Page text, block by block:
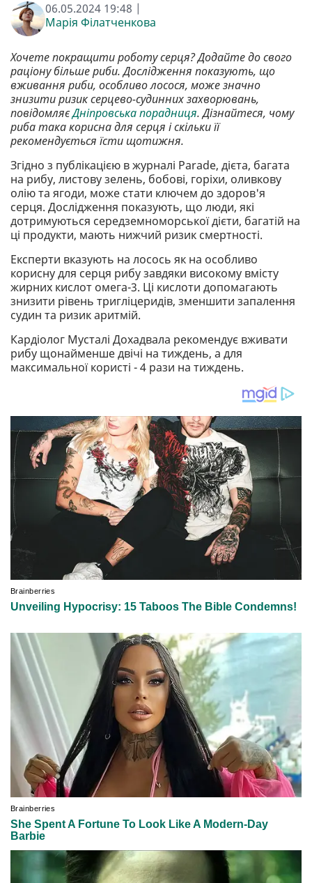
06.05.2024 19:48 |
Марія Філатченкова
Хочете покращити роботу серця? Додайте до свого
раціону більше риби. Дослідження показують, що
вживання риби, особливо лосося, може значно
знизити ризик серцево-судинних захворювань,
повідомляєДніпровська порадниця. Дізнайтеся, чому
риба така корисна для серця і скільки її
рекомендується їсти щотижня.
Згідно з публікацією в журналі Parade, дієта, багата
на рибу, листову зелень, бобові, горіхи, оливкову
олію та ягоди, може стати ключем до здоров'я
серця. Дослідження показують, що люди, які
дотримуються середземноморської дієти, багатій на
ці продукти, мають нижчий ризик смертності.
Експерти вказують на лосось як на особливо
корисну для серця рибу завдяки високому вмісту
жирних кислот омега-3. Ці кислоти допомагають
знизити рівень тригліцеридів, зменшити запалення
судин та ризик аритмій.
Кардіолог Мусталі Дохадвала рекомендує вживати
рибу щонайменше двічі на тиждень, а для
максимальної користі - 4 рази на тиждень.